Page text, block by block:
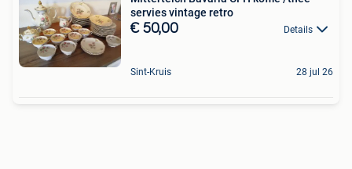
servies vintage retro
€ 50,00 Details
Sint-Kruis 28 jul 26